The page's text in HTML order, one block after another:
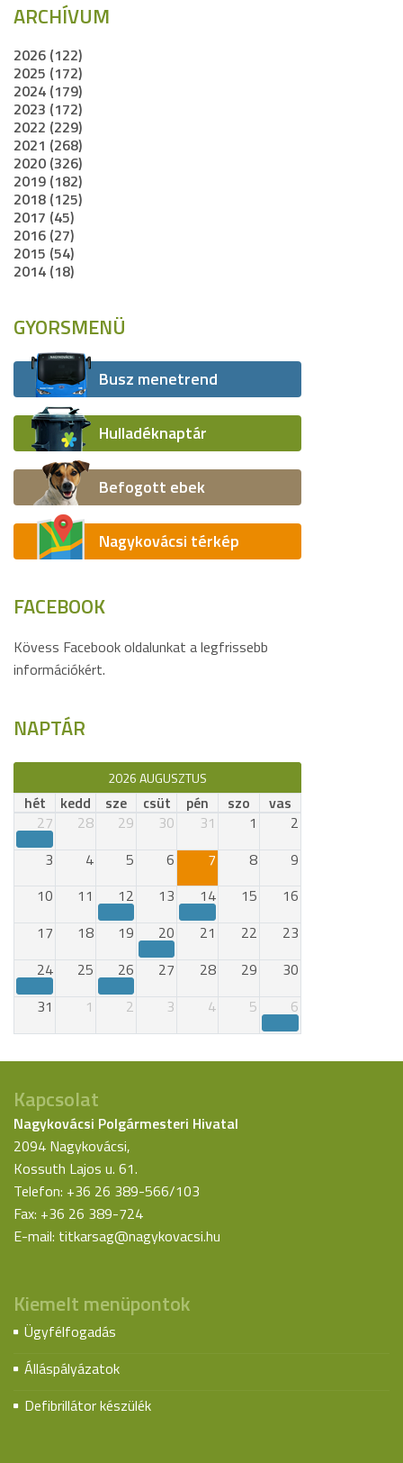
ARCHÍVUM
2026 (122)
2025 (172)
2024 (179)
2023 (172)
2022 (229)
2021 (268)
2020 (326)
2019 (182)
2018 (125)
2017 (45)
2016 (27)
2015 (54)
2014 (18)
GYORSMENÜ
Busz menetrend
Hulladéknaptár
Befogott ebek
Nagykovácsi térkép
FACEBOOK
Kövess Facebook oldalunkat a legfrissebb
információkért.
NAPTÁR
2026 AUGUSZTUS
hét kedd sze csüt pén szo
vas
27
28 29 30 31 1
2
3
4 5 6 7 8
9
10
11 12 13 14 15
16
17
18 19 20 21 22
23
24
25 26 27 28 29
30
31
1 2 3 4 5 6
Kapcsolat
Nagykovácsi Polgármesteri Hivatal
2094 Nagykovácsi,
Kossuth Lajos u. 61.
Telefon: +36 26 389-566/103
Fax: +36 26 389-724
E-mail: titkarsag@nagykovacsi.hu
Kiemelt menüpontok
Ügyfélfogadás
Álláspályázatok
Defibrillátor készülék